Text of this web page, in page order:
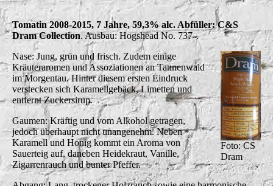
Tomatin 2008-2015, 7 Jahre, 59,3% alc. Abfüller: C&S
Dram Collection. Ausbau: Hogshead No. 737
Foto: CS
Dram
Nase: Jung, grün und frisch. Zudem einige
Kräuteraromen und Assoziationen an Tannenwald
im Morgentau. Hinter diesem ersten Eindruck
verstecken sich Karamellgebäck, Limetten und
entfernt Zuckersirup.
Gaumen: Kräftig und vom Alkohol getragen,
jedoch überhaupt nicht unangenehm. Neben
Karamell und Honig kommt ein Aroma von
Sauerteig auf, daneben Heidekraut, Vanille,
Zigarrenrauch und bunter Pfeffer.